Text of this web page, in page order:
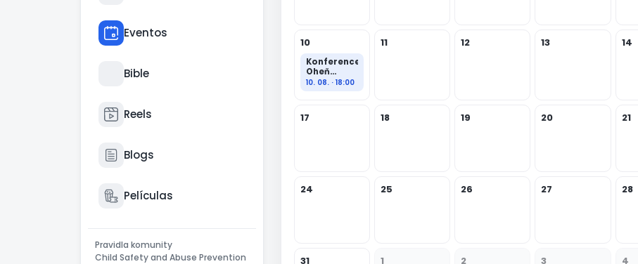
Eventos
Bible
Reels
Blogs
Películas
Pravidla komunity
Child Safety and Abuse Prevention
10
Konference
Oheň
probuzení
10. 08. · 18:00
11 12 13 14
17 18 19 20 21
24 25 26 27 28
31 1 2 3 4